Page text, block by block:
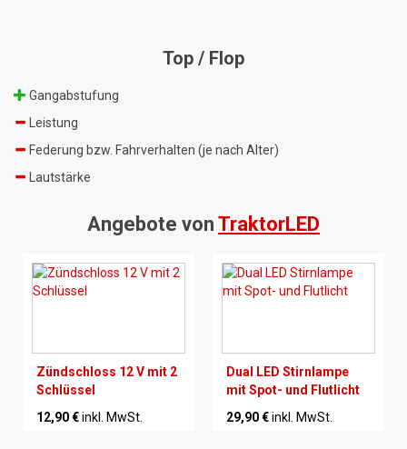
Top / Flop
Gangabstufung
Leistung
Federung bzw. Fahrverhalten (je nach Alter)
Lautstärke
Angebote von TraktorLED
Zündschloss 12 V mit 2
Schlüssel
12,90 €inkl. MwSt.
Dual LED Stirnlampe
mit Spot- und Flutlicht
29,90 €inkl. MwSt.